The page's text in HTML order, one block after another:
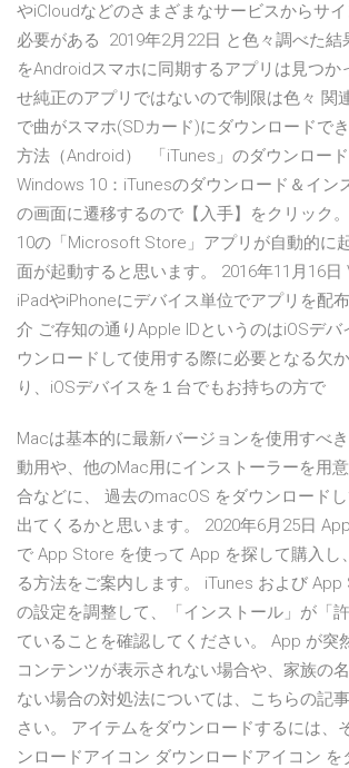
やiCloudなどのさまざまなサービスからサ
必要がある 2019年2月22日 と色々調べた結
をAndroidスマホに同期するアプリは見つか
せ純正のアプリではないので制限は色々 関
で曲がスマホ(SDカード)にダウンロードで
方法（Android） 「iTunes」のダウンロー
Windows 10：iTunesのダウンロード＆イン
の画面に遷移するので【入手】をクリック
10の「Microsoft Store」アプリが自動的に
面が起動すると思います。 2016年11月16日
iPadやiPhoneにデバイス単位でアプリを配
介 ご存知の通りApple IDというのはiOSデ
ウンロードして使用する際に必要となる欠
り、iOSデバイスを１台でもお持ちの方で
Macは基本的に最新バージョンを使用すべ
動用や、他のMac用にインストーラーを用
合などに、 過去のmacOS をダウンロード
出てくるかと思います。 2020年6月25日
で App Store を使って App を探して購入し
る方法をご案内します。 iTunes および App
の設定を調整して、「インストール」が「
ていることを確認してください。 App が突
コンテンツが表示されない場合や、家族の
ない場合の対処法については、こちらの記
さい。 アイテムをダウンロードするには、
ンロードアイコン ダウンロードアイコン を